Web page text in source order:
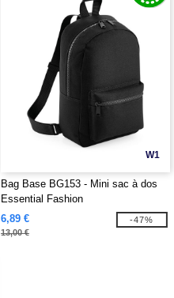
W1
Bag Base BG153 - Mini sac à dos
Essential Fashion
6,89 €
13,00 €
-47%